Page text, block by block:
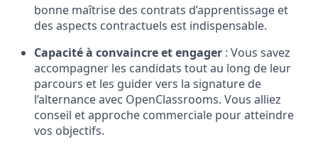
bonne maîtrise des contrats d’apprentissage et
des aspects contractuels est indispensable.
Capacité à convaincre et engager : Vous savez
accompagner les candidats tout au long de leur
parcours et les guider vers la signature de
l’alternance avec OpenClassrooms. Vous alliez
conseil et approche commerciale pour atteindre
vos objectifs.